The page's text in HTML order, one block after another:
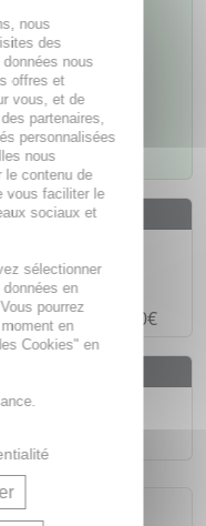
disponible
à partir de 30€
nous
des
nous
offres et
vous, et de
partenaires,
personnalisées
nous
le contenu de
vous faciliter le
sociaux et
sélectionner
en
pourrez
en
Cookies" en